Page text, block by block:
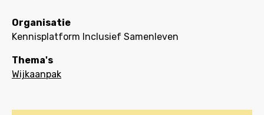
Organisatie
Kennisplatform Inclusief Samenleven
Thema's
Wijkaanpak